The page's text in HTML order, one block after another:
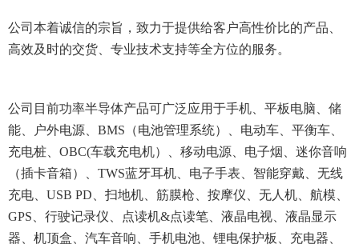
公司本着诚信的宗旨，致力于提供给客户高性价比的产品、
高效及时的交货、专业技术支持等全方位的服务。
公司目前功率半导体产品可广泛应用于手机、平板电脑、储
能、户外电源、BMS（电池管理系统）、电动车、平衡车、
充电桩、OBC(车载充电机）、移动电源、电子烟、迷你音响
（插卡音箱）、TWS蓝牙耳机、电子手表、智能穿戴、无线
充电、USB PD、扫地机、筋膜枪、按摩仪、无人机、航模、
GPS、行驶记录仪、点读机&点读笔、液晶电视、液晶显示
器、机顶盒、汽车音响、手机电池、锂电保护板、充电器、